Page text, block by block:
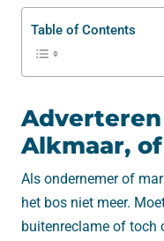
Table of Contents
Alkmaar,
Als ondernemer of
het bos niet meer.
buitenreclame of toch